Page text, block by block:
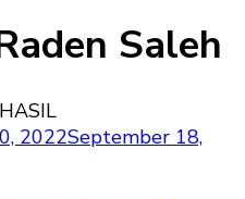
Saleh
2022September 18,